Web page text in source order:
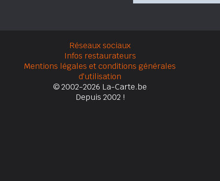
Réseaux sociaux
Infos restaurateurs
Mentions légales et conditions générales
d'utilisation
© 2002-2026 La-Carte.be
Depuis 2002 !